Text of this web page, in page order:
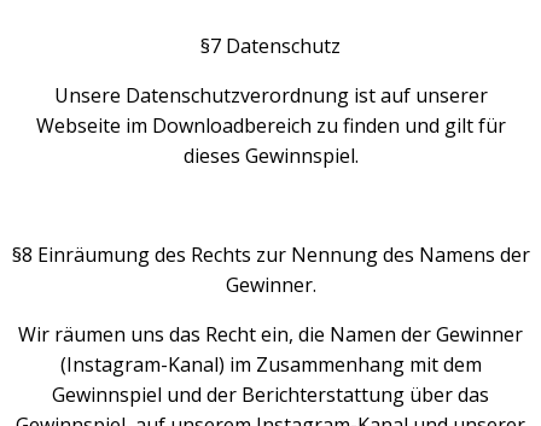
§7 Datenschutz
Unsere Datenschutzverordnung ist auf unserer
Webseite im Downloadbereich zu finden und gilt für
dieses Gewinnspiel.
§8 Einräumung des Rechts zur Nennung des Namens der
Gewinner.
Wir räumen uns das Recht ein, die Namen der Gewinner
(Instagram-Kanal) im Zusammenhang mit dem
Gewinnspiel und der Berichterstattung über das